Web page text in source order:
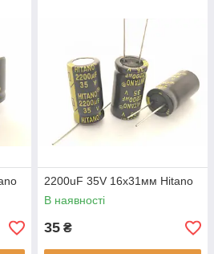
2200uF 35V 16х31мм Hitano
В наявності
35 ₴